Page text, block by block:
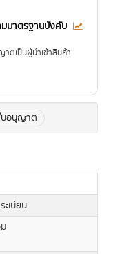
มาตรฐานบังคับ
าตเป็นผู้นำเข้าสินค้า
บอนุญาต
ะเบียน